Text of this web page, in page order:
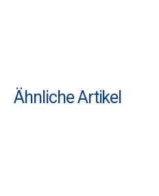
Ähnliche Artikel